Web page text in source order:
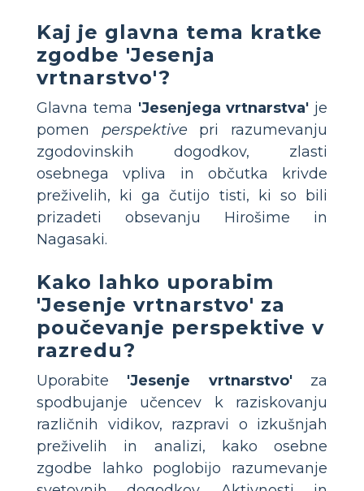
Kaj je glavna tema kratke
zgodbe 'Jesenja
vrtnarstvo'?
Glavna tema 'Jesenjega vrtnarstva' je
pomen perspektive pri razumevanju
zgodovinskih dogodkov, zlasti
osebnega vpliva in občutka krivde
preživelih, ki ga čutijo tisti, ki so bili
prizadeti obsevanju Hirošime in
Nagasaki.
Kako lahko uporabim
'Jesenje vrtnarstvo' za
poučevanje perspektive v
razredu?
Uporabite 'Jesenje vrtnarstvo'za
spodbujanje učencev k raziskovanju
različnih vidikov, razpravi o izkušnjah
preživelih in analizi, kako osebne
zgodbe lahko poglobijo razumevanje